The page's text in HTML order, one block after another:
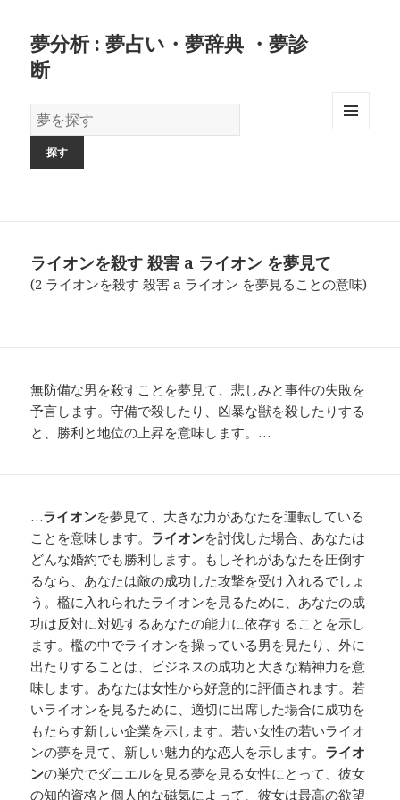
夢分析 : 夢占い・夢辞典 ・夢診
断
夢
の
ライオンを殺す 殺害 a ライオン を夢見て
(2 ライオンを殺す 殺害 a ライオン を夢見ることの意味)
無防備な男を殺すことを夢見て、悲しみと事件の失敗を
予言します。守備で殺したり、凶暴な獣を殺したりする
と、勝利と地位の上昇を意味します。…
…ライオンを夢見て、大きな力があなたを運転している
ことを意味します。 ライオンを討伐した場合、あなたは
どんな婚約でも勝利します。もしそれがあなたを圧倒す
るなら、あなたは敵の成功した攻撃を受け入れるでしょ
う。檻に入れられたライオンを見るために、あなたの成
功は反対に対処するあなたの能力に依存することを示し
ます。檻の中でライオンを操っている男を見たり、外に
出たりすることは、ビジネスの成功と大きな精神力を意
味します。あなたは女性から好意的に評価されます。若
いライオンを見るために、適切に出席した場合に成功を
もたらす新しい企業を示します。若い女性の若いライオ
ンの夢を見て、新しい魅力的な恋人を示します。 ライオ
ンの巣穴でダニエルを見る夢を見る女性にとって、彼女
の知的資格と個人的な磁気によって、彼女は最高の欲望